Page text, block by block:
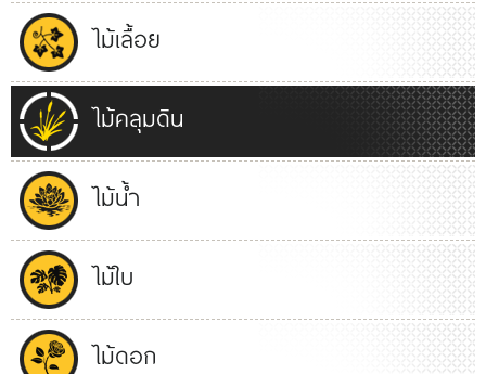
ไม้เลื้อย
ไม้คลุมดิน
ไม้น้ำ
ไม้ใบ
ไม้ดอก